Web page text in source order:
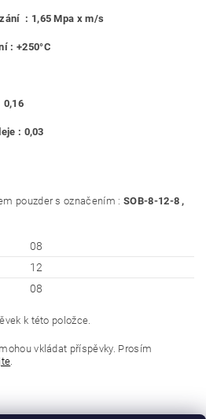
: 1,65 Mpa x m/s
: +250°C
0,16
: 0,03
pouzder s označením : SOB-8-12-8 ,
08
12
08
k této položce.
vkládat příspěvky. Prosím
.